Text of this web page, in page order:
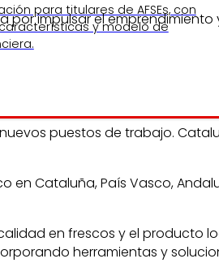
para titulares de AFSEs, con
y modelo de
impulsar el
puestos de trabajo.
Cataluña, País Vasco,
en frescos y el producto
herramientas y